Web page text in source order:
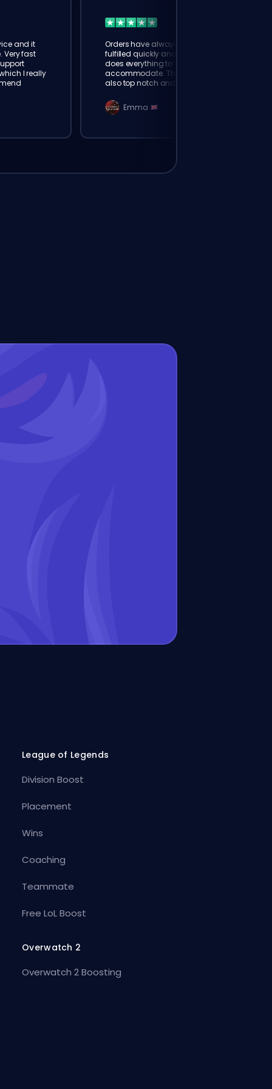
and it
Very fast
I really
Orders have always been
fulfilled quickly and booster
does everything to
accommodate. The support is
also top notch and responds
elokingEmma
League of Legends
Division Boost
Placement
Wins
Coaching
Teammate
Free LoL Boost
Overwatch 2
Overwatch 2 Boosting